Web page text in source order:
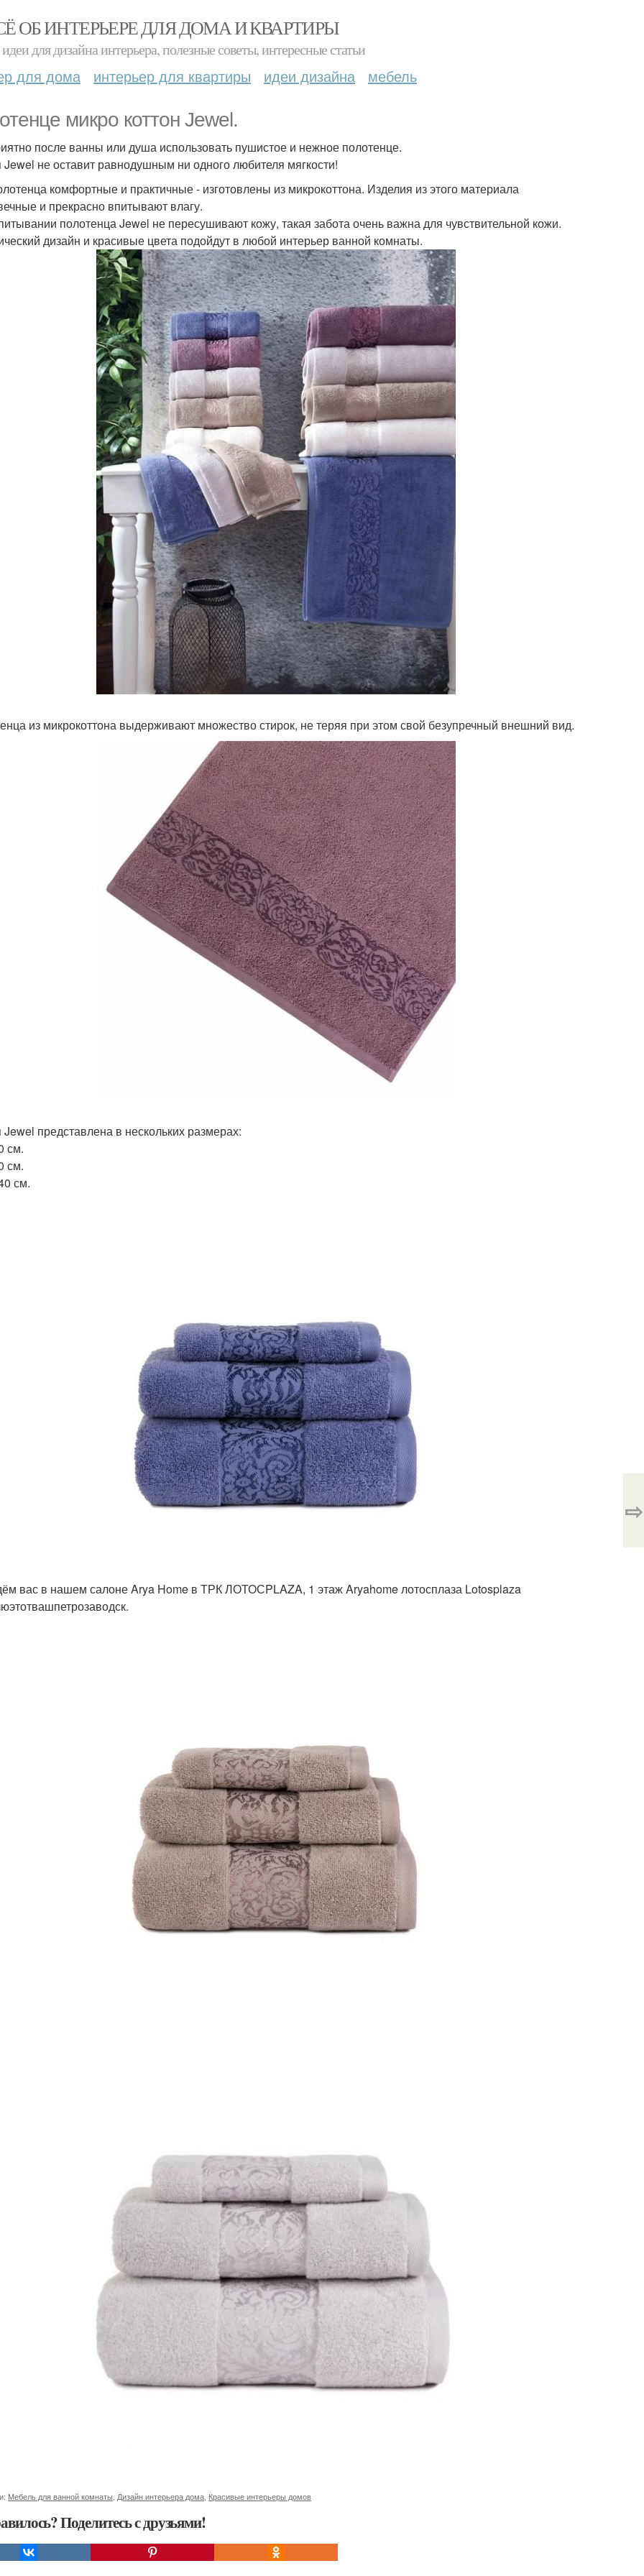
ОБ ИНТЕРЬЕРЕ ДЛЯ ДОМА И КВАРТИРЫ
для дизайна интерьера, полезные советы, интересные статьи
для дома интерьер для квартиры идеи дизайна мебель
микро коттон Jewel.
после ванны или душа использовать пушистое и нежное полотенце.
не оставит равнодушным ни одного любителя мягкости!
комфортные и практичные - изготовлены из микрокоттона. Изделия из этого материала
и прекрасно впитывают влагу.
полотенца Jewel не пересушивают кожу, такая забота очень важна для чувствительной кожи.
дизайн и красивые цвета подойдут в любой интерьер ванной комнаты.
из микрокоттона выдерживают множество стирок, не теряя при этом свой безупречный внешний вид.
представлена в нескольких размерах:
см.
см.
см.
вас в нашем салоне Arya Home в ТРК ЛОТОСPLAZA, 1 этаж Aryahome лотосплаза Lotosplaza
Мебель для ванной комнаты Дизайн интерьера дома Красивые интерьеры домов
Поделитесь с друзьями!
⇨